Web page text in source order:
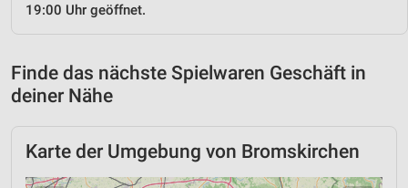
19:00 Uhr geöffnet.
Finde das nächste Spielwaren Geschäft in
deiner Nähe
Karte der Umgebung von Bromskirchen